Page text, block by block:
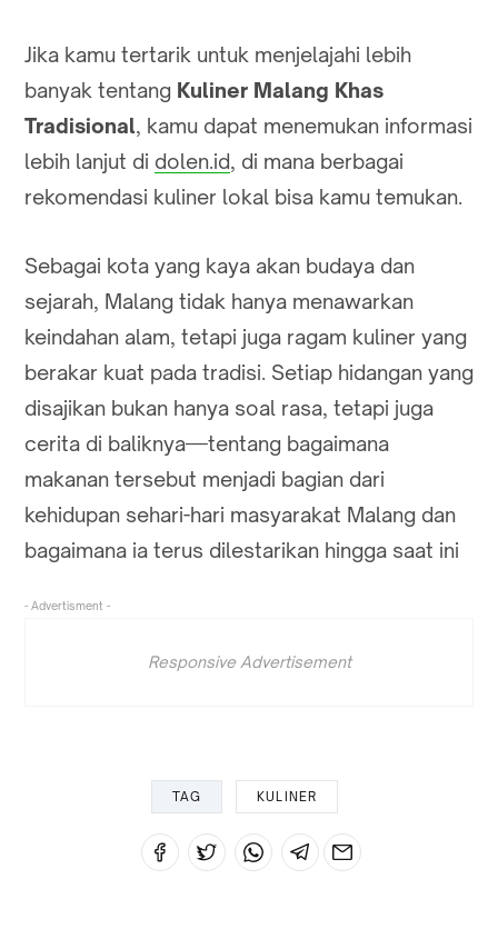
Jika kamu tertarik untuk menjelajahi lebih
banyak tentang Kuliner Malang Khas
Tradisional, kamu dapat menemukan informasi
lebih lanjut di dolen.id, di mana berbagai
rekomendasi kuliner lokal bisa kamu temukan.
Sebagai kota yang kaya akan budaya dan
sejarah, Malang tidak hanya menawarkan
keindahan alam, tetapi juga ragam kuliner yang
berakar kuat pada tradisi. Setiap hidangan yang
disajikan bukan hanya soal rasa, tetapi juga
cerita di baliknya—tentang bagaimana
makanan tersebut menjadi bagian dari
kehidupan sehari-hari masyarakat Malang dan
bagaimana ia terus dilestarikan hingga saat ini
- Advertisment -
Responsive Advertisement
TAG KULINER